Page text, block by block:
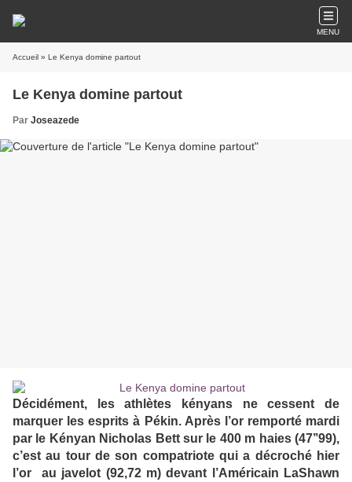
MENU
Accueil » Le Kenya domine partout
Le Kenya domine partout
Par Joseazede
Décidément, les athlètes kényans ne cessent de
marquer les esprits à Pékin. Après l’or remporté mardi
par le Kényan Nicholas Bett sur le 400 m haies (47’’99),
c’est au tour de son compatriote qui a décroché hier
l’or au javelot (92,72 m) devant l’Américain LaShawn